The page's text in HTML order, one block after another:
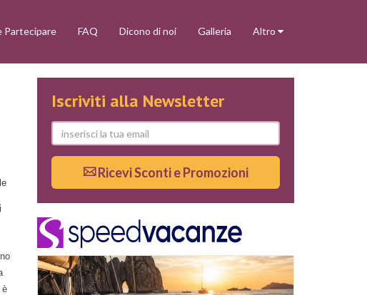
Partecipare FAQ Dicono di noi Galleria Altro
è
Iscriviti alla Newsletter
Ricevi Sconti e Promozioni